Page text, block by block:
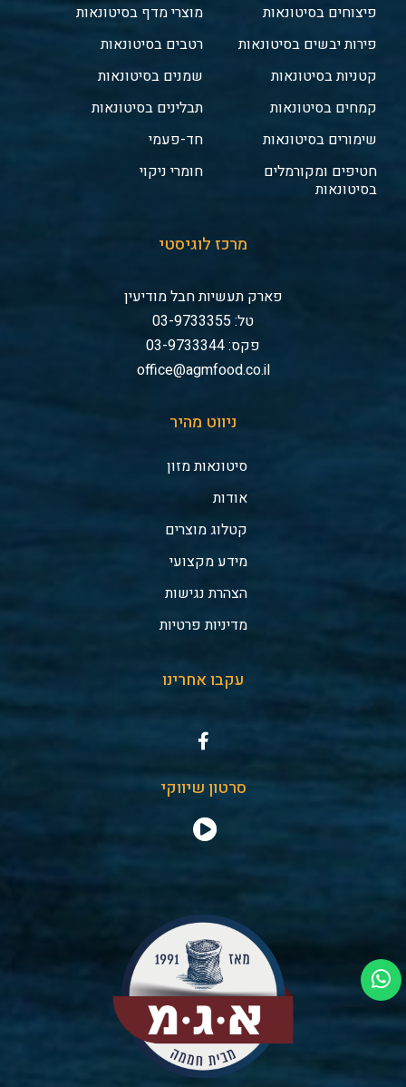
פיצוחים בסיטונאות
פירות יבשים בסיטונאות
קטניות בסיטונאות
קמחים בסיטונאות
שימורים בסיטונאות
חטיפים ומקורמלים
בסיטונאות
מוצרי מדף בסיטונאות
רטבים בסיטונאות
שמנים בסיטונאות
תבלינים בסיטונאות
חד-פעמי
חומרי ניקוי
מרכז לוגיסטי
פארק תעשיות חבל מודיעין
טל: 03-9733355
פקס: 03-9733344
office@agmfood.co.il
ניווט מהיר
סיטונאות מזון
אודות
קטלוג מוצרים
מידע מקצועי
הצהרת נגישות
מדיניות פרטיות
עקבו אחרינו
סרטון שיווקי